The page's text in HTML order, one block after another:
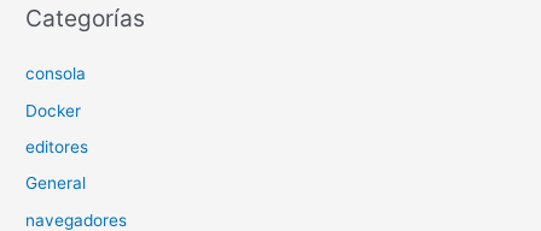
Categorías
consola
Docker
editores
General
navegadores